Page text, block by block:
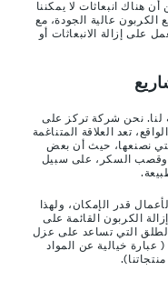
هناك انبعاثات لا يمكننا
الكربون عالية الجودة، مع
على إزالة الانبعاثات أو
لنا. نحن شركة تركز على
تعد العلاقة المتناغمة
نصنعها، حيث أن بعض
وقصب السكر، على سبيل
قدر الإمكان، ولهذا
الكربون القائمة على
الطلق التي تساعد على عزل
عبارة خيالية عن المواد